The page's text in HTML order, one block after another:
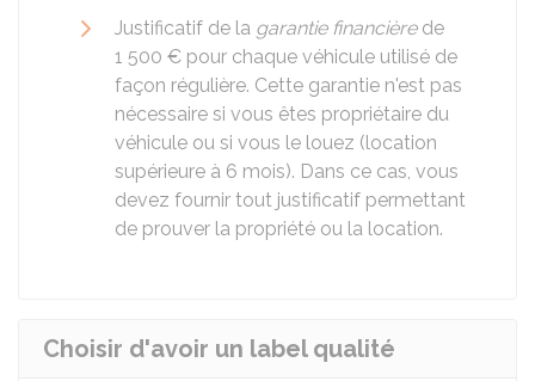
Justificatif de la garantie financièrede
1 500 € pour chaque véhicule utilisé de
façon régulière. Cette garantie n'est pas
nécessaire si vous êtes propriétaire du
véhicule ou si vous le louez (location
supérieure à 6 mois). Dans ce cas, vous
devez fournir tout justificatif permettant
de prouver la propriété ou la location.
Choisir d'avoir un label qualité